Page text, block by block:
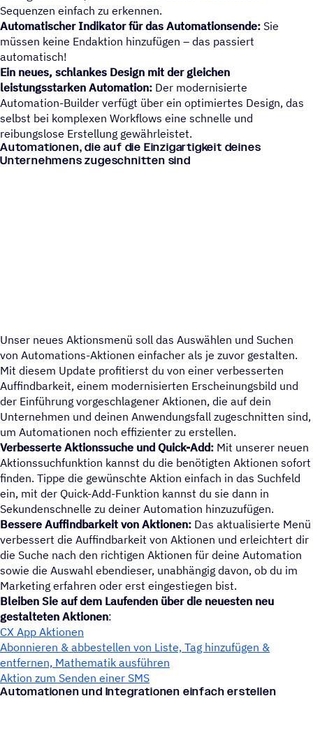
Sequenzen einfach zu erkennen.
Automatischer Indikator für das Automationsende: Sie
müssen keine Endaktion hinzufügen – das passiert
automatisch!
Ein neues, schlankes Design mit der gleichen
leistungsstarken Automation: Der modernisierte
Automation-Builder verfügt über ein optimiertes Design, das
selbst bei komplexen Workflows eine schnelle und
reibungslose Erstellung gewährleistet.
Automationen, die auf die Einzigartigkeit deines
Unternehmens zugeschnitten sind
Unser neues Aktionsmenü soll das Auswählen und Suchen
von Automations-Aktionen einfacher als je zuvor gestalten.
Mit diesem Update profitierst du von einer verbesserten
Auffindbarkeit, einem modernisierten Erscheinungsbild und
der Einführung vorgeschlagener Aktionen, die auf dein
Unternehmen und deinen Anwendungsfall zugeschnitten sind,
um Automationen noch effizienter zu erstellen.
Verbesserte Aktionssuche und Quick-Add: Mit unserer neuen
Aktionssuchfunktion kannst du die benötigten Aktionen sofort
finden. Tippe die gewünschte Aktion einfach in das Suchfeld
ein, mit der Quick-Add-Funktion kannst du sie dann in
Sekundenschnelle zu deiner Automation hinzuzufügen.
Bessere Auffindbarkeit von Aktionen: Das aktualisierte Menü
verbessert die Auffindbarkeit von Aktionen und erleichtert dir
die Suche nach den richtigen Aktionen für deine Automation
sowie die Auswahl ebendieser, unabhängig davon, ob du im
Marketing erfahren oder erst eingestiegen bist.
Bleiben Sie auf dem Laufenden über die neuesten neu
gestalteten Aktionen:
CX App Aktionen
Abonnieren & abbestellen von Liste, Tag hinzufügen &
entfernen, Mathematik ausführen
Aktion zum Senden einer SMS
Automationen und Integrationen einfach erstellen